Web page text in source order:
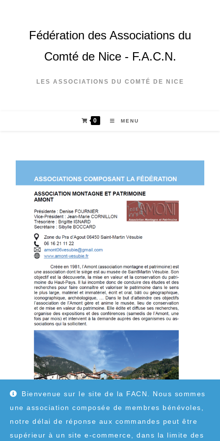
Bienvenue sur le site de la FACN. Nous sommes
une association composée de membres bénévoles,
notre délai de réponse aux commandes peut être
supérieur à un site e-commerce, dans la limite des
Fédération des Associations du
Comté de Nice - F.A.C.N.
LES ASSOCIATIONS DU COMTÉ DE NICE
0 MENU